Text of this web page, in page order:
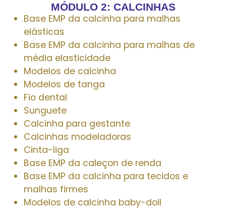
MÓDULO 2: CALCINHAS
Base EMP da calcinha para malhas
elásticas
Base EMP da calcinha para malhas de
média elasticidade
Modelos de calcinha
Modelos de tanga
Fio dental
Sunguete
Calcinha para gestante
Calcinhas modeladoras
Cinta-liga
Base EMP da caleçon de renda
Base EMP da calcinha para tecidos e
malhas firmes
Modelos de calcinha baby-doll